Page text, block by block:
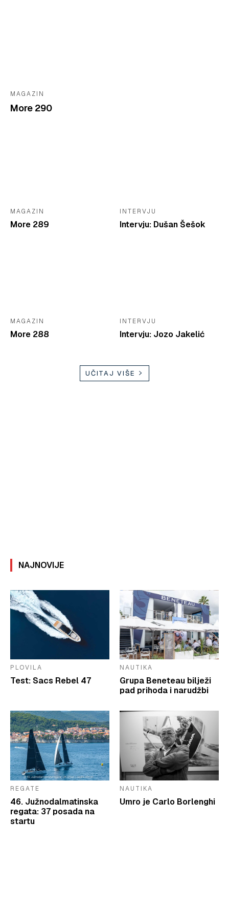
MAGAZIN
More 290
MAGAZIN
More 289
INTERVJU
Intervju: Dušan Šešok
MAGAZIN
More 288
INTERVJU
Intervju: Jozo Jakelić
UČITAJ VIŠE
NAJNOVIJE
PLOVILA
Test: Sacs Rebel 47
NAUTIKA
Grupa Beneteau bilježi
pad prihoda i narudžbi
REGATE
46. Južnodalmatinska
regata: 37 posada na
startu
NAUTIKA
Umro je Carlo Borlenghi